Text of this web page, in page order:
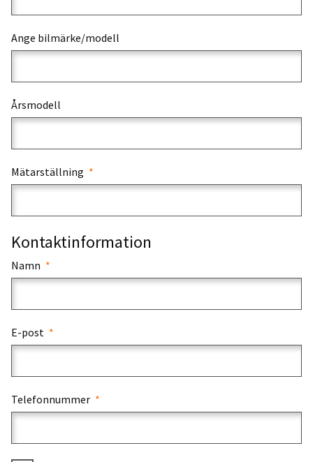
Ange bilmärke/modell
Årsmodell
Mätarställning
Kontaktinformation
Namn
E-post
Telefonnummer